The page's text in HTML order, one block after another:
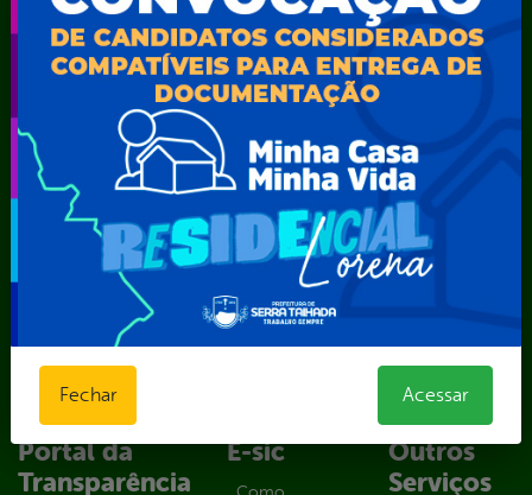
Secretaria Municipal de Agricultura e Recursos Hídricos –
SEMARH / Secretaria de Agricultura Familiar – SEMAF
Secretaria Municipal de Educação – SEST
Secretaria Municipal de Esporte e Lazer – SEMEL
Secretaria Municipal de Finanças – SECFIN
Secretaria Municipal de Governo – SEGOV
Secretaria Municipal de Meio Ambiente – SEMA
Secretaria Municipal de Planejamento e Gestão – SEPLAG
Secretaria Municipal de Relações Institucionais – SEMRI
Secretaria Municipal de Saúde – SMS
Secretaria Municipal de Serviços Públicos – SEMUSP
Superintendência de Trânsito e Transportes de Serra
Talhada-STTRANS
Transparência, Fiscalização e Controle
Portal da
Transparência
E-sic
Outros
Serviços
Fechar Acessar